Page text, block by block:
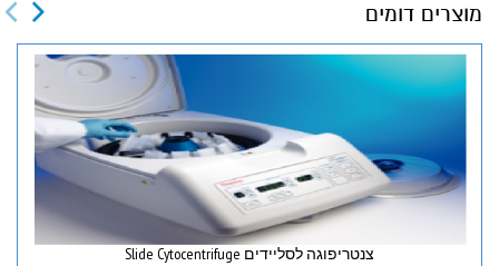
מוצרים דומים
צנטריפוגה לסליידים Slide Cytocentrifuge